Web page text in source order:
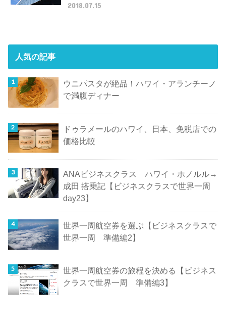
2018.07.15
人気の記事
ウニパスタが絶品！ハワイ・アランチーノ
で満腹ディナー
ドゥラメールのハワイ、日本、免税店での
価格比較
ANAビジネスクラス ハワイ・ホノルル→
成田 搭乗記【ビジネスクラスで世界一周
day23】
世界一周航空券を選ぶ【ビジネスクラスで
世界一周 準備編2】
世界一周航空券の旅程を決める【ビジネス
クラスで世界一周 準備編3】